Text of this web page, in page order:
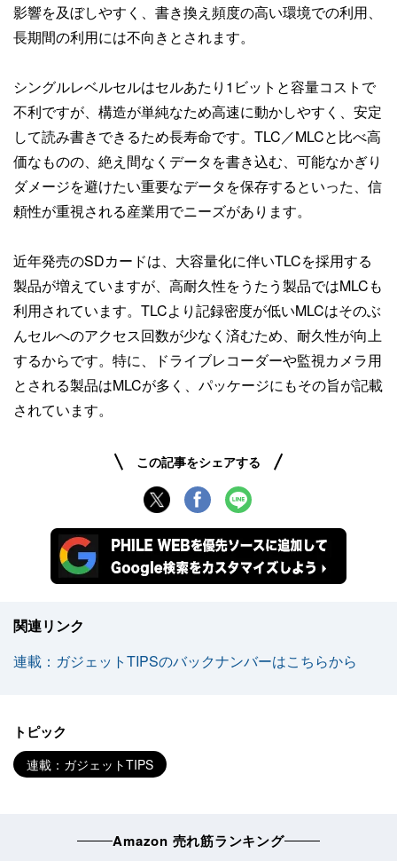
影響を及ぼしやすく、書き換え頻度の高い環境での利用、
長期間の利用には不向きとされます。
シングルレベルセルはセルあたり1ビットと容量コストで
不利ですが、構造が単純なため高速に動かしやすく、安定
して読み書きできるため長寿命です。TLC／MLCと比べ高
価なものの、絶え間なくデータを書き込む、可能なかぎり
ダメージを避けたい重要なデータを保存するといった、信
頼性が重視される産業用でニーズがあります。
近年発売のSDカードは、大容量化に伴いTLCを採用する
製品が増えていますが、高耐久性をうたう製品ではMLCも
利用されています。TLCより記録密度が低いMLCはそのぶ
んセルへのアクセス回数が少なく済むため、耐久性が向上
するからです。特に、ドライブレコーダーや監視カメラ用
とされる製品はMLCが多く、パッケージにもその旨が記載
されています。
この記事をシェアする
関連リンク
連載：ガジェットTIPSのバックナンバーはこちらから
トピック
連載：ガジェットTIPS